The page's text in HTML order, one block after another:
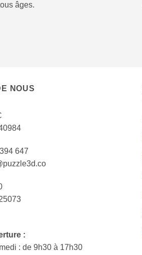
âges.
NOUS
647
:
: de 9h30 à 17h30